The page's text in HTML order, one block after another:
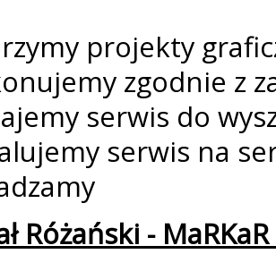
projekty
zgodnie z
serwis do
serwis na
Różański -